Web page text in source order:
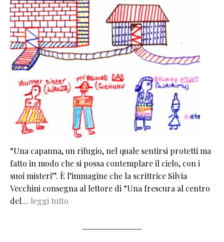
“Una capanna, un rifugio, nel quale sentirsi protetti ma
fatto in modo che si possa contemplare il cielo, con i
suoi misteri”. È l’immagine che la scrittrice Silvia
Vecchini consegna al lettore di “Una frescura al centro
del… leggi tutto